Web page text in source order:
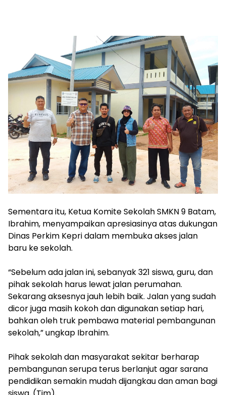
‎Sementara itu, Ketua Komite Sekolah SMKN 9 Batam,
Ibrahim, menyampaikan apresiasinya atas dukungan
Dinas Perkim Kepri dalam membuka akses jalan
baru ke sekolah.
‎“Sebelum ada jalan ini, sebanyak 321 siswa, guru, dan
pihak sekolah harus lewat jalan perumahan.
Sekarang aksesnya jauh lebih baik. Jalan yang sudah
dicor juga masih kokoh dan digunakan setiap hari,
bahkan oleh truk pembawa material pembangunan
sekolah,” ungkap Ibrahim.
‎Pihak sekolah dan masyarakat sekitar berharap
pembangunan serupa terus berlanjut agar sarana
pendidikan semakin mudah dijangkau dan aman bagi